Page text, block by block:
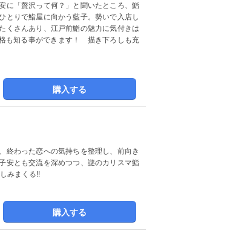
に「贅沢って何？」と聞いたところ、鮨
とりで鮨屋に向かう藍子。勢いで入店し
くさんあり、江戸前鮨の魅力に気付きは
も知る事ができます！ 描き下ろしも充
購入する
終わった恋への気持ちを整理し、前向き
安とも交流を深めつつ、謎のカリスマ鮨
みまくる!!
購入する